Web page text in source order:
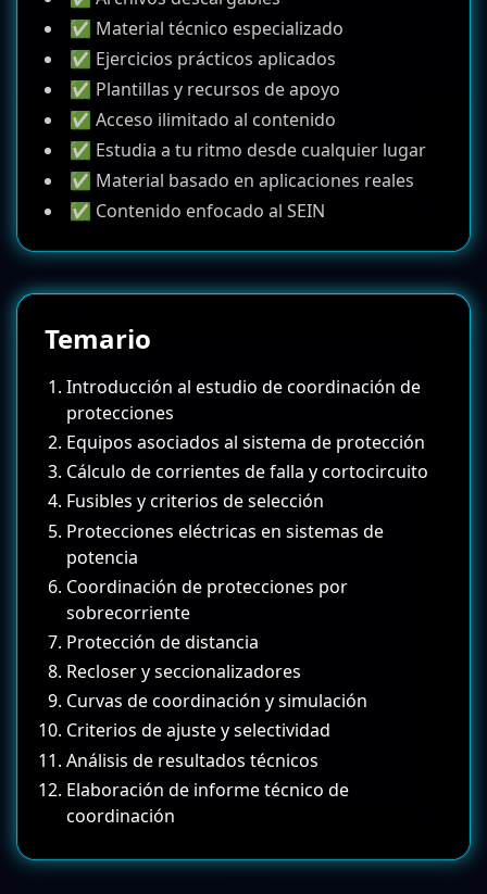
✅ Material técnico especializado
✅ Ejercicios prácticos aplicados
✅ Plantillas y recursos de apoyo
✅ Acceso ilimitado al contenido
✅ Estudia a tu ritmo desde cualquier lugar
✅ Material basado en aplicaciones reales
✅ Contenido enfocado al SEIN
Temario
Introducción al estudio de coordinación de
protecciones
Equipos asociados al sistema de protección
Cálculo de corrientes de falla y cortocircuito
Fusibles y criterios de selección
Protecciones eléctricas en sistemas de
potencia
Coordinación de protecciones por
sobrecorriente
Protección de distancia
Recloser y seccionalizadores
Curvas de coordinación y simulación
Criterios de ajuste y selectividad
Análisis de resultados técnicos
Elaboración de informe técnico de
coordinación